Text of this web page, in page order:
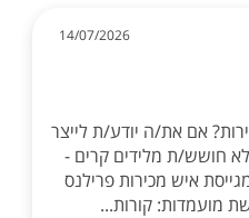
14/07/2026
אם את/ה יודע/ת לייצר
חושש/ת מלידים קרים -
איש מכירות פרילנס
מועמדות: קורות...